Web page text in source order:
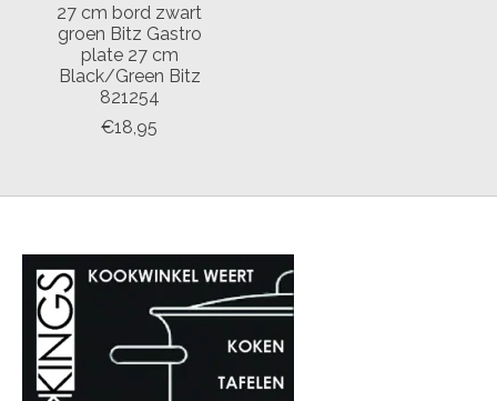
27 cm bord zwart
groen Bitz Gastro
plate 27 cm
Black/Green Bitz
821254
€18,95